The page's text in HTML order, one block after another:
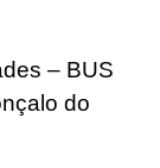
– BUS
do